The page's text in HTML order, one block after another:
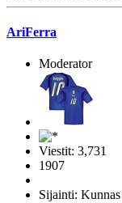
AriFerra
Moderator
Viestit: 3,731
1907
Sijainti: Kunnas